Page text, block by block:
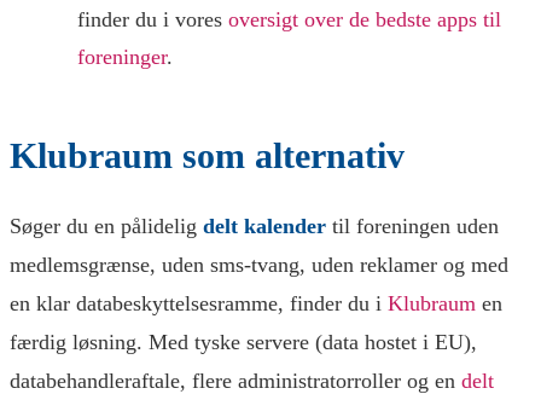
finder du i vores oversigt over de bedste apps til
foreninger.
Klubraum som alternativ
Søger du en pålidelig delt kalender til foreningen uden
medlemsgrænse, uden sms-tvang, uden reklamer og med
en klar databeskyttelsesramme, finder du i Klubraum en
færdig løsning. Med tyske servere (data hostet i EU),
databehandleraftale, flere administratorroller og en delt